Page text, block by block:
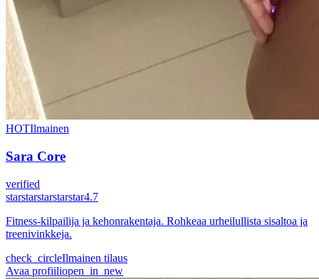
HOTIlmainen
Sara Core
verified
starstarstarstarstar4.7
Fitness-kilpailija ja kehonrakentaja. Rohkeaa urheilullista sisaltoa ja
treenivinkkeja.
check_circleIlmainen tilaus
Avaa profiiliopen_in_new